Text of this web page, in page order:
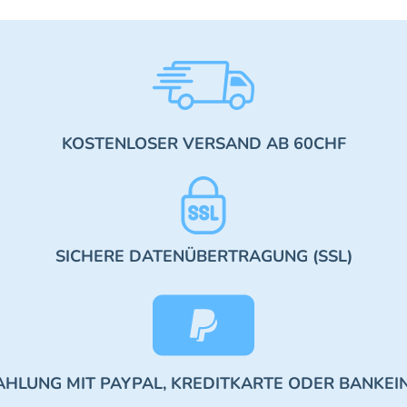
KOSTENLOSER VERSAND AB 60CHF
SICHERE DATENÜBERTRAGUNG (SSL)
MIT PAYPAL, KREDITKARTE ODER